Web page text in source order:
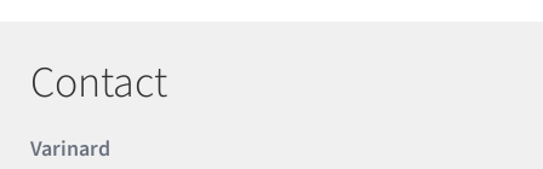
Contact
Varinard